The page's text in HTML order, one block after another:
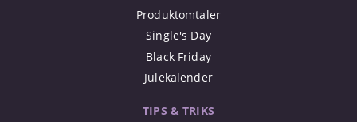
Produktomtaler
Single's Day
Black Friday
Julekalender
TIPS & TRIKS